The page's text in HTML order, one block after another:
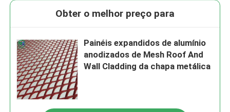
Obter o melhor preço para
Painéis expandidos de alumínio
anodizados de Mesh Roof And
Wall Cladding da chapa metálica